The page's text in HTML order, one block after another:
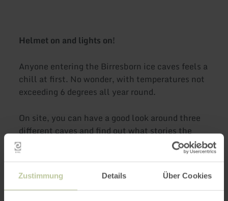
Zustimmung Details Über Cookies
Helmet on and lights on!
Anyone entering the Birresborn ice caves feels a
chill at first. No wonder, with temperatures not
exceeding 6 degrees all year round.
On site, you can have a good look around three
different caves and find out what stories the
caves can tell from 2000 years ago. Originally
created by the mining of millstones, over the
centuries the caves became an ice cellar and
were highly valued as a refuge in times of crisis.
Today, bats use the caves as winter quarters.